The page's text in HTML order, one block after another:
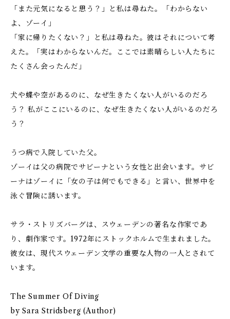
「また元気になると思う？」と私は尋ねた。「わからない
よ、ゾーイ」
「家に帰りたくない？」と私は尋ねた。彼はそれについて考
えた。「実はわからないんだ。ここでは素晴らしい人たちに
たくさん会ったんだ」
犬や蝶や空があるのに、なぜ生きたくない人がいるのだろ
う？ 私がここにいるのに、なぜ生きたくない人がいるのだろ
う？
うつ病で入院していた父。
ゾーイは父の病院でサビーナという女性と出会います。サビ
ーナはゾーイに「女の子は何でもできる」と言い、世界中を
泳ぐ冒険に誘います。
サラ・ストリズバーグは、スウェーデンの著名な作家であ
り、劇作家です。1972年にストックホルムで生まれました。
彼女は、現代スウェーデン文学の重要な人物の一人とされて
います。
The Summer Of Diving
by Sara Stridsberg (Author)